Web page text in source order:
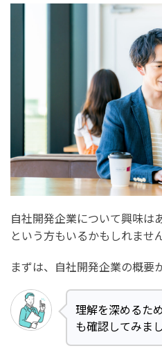
ングスクールの受講者データ
プログラミングスクール
プログラミングスクールの
プログラミングスクールで
働きながらプログラミング
プログラミングスクール
まとめ：自社開発企業に就
スクールおすすめ6選
自社開発企業について興味は
という方もいるかもしれませ
まずは、自社開発企業の概要
理解を深めるた
も確認してみま